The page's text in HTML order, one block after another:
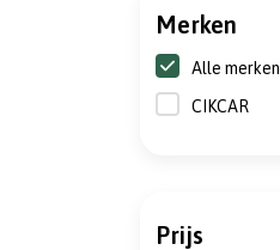
Merken
Alle merken
CIKCAR
Prijs